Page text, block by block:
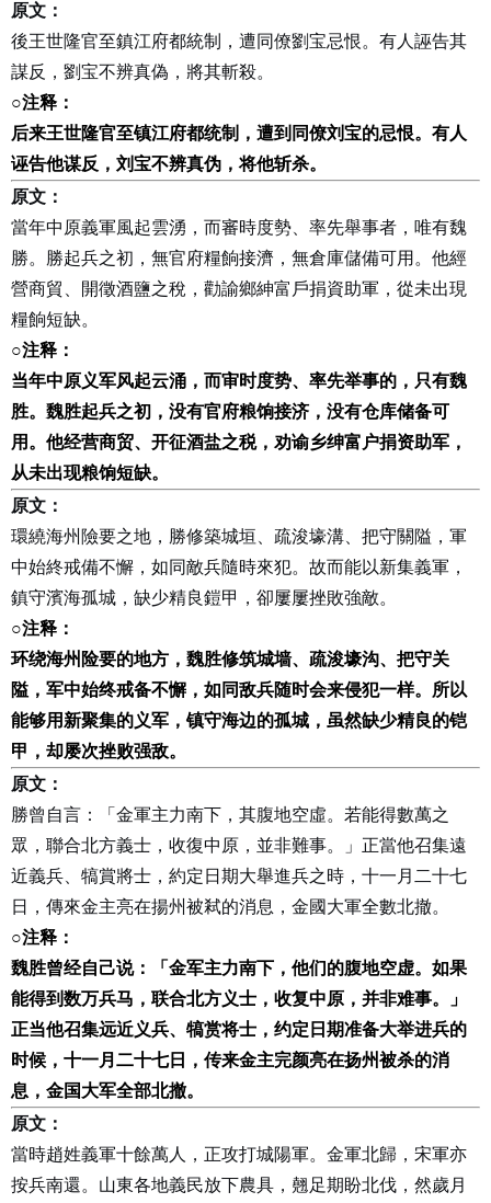
原文：
後王世隆官至鎮江府都統制，遭同僚劉宝忌恨。有人誣告其
謀反，劉宝不辨真偽，將其斬殺。
○注释：
后来王世隆官至镇江府都统制，遭到同僚刘宝的忌恨。有人
诬告他谋反，刘宝不辨真伪，将他斩杀。
原文：
當年中原義軍風起雲湧，而審時度勢、率先舉事者，唯有魏
勝。勝起兵之初，無官府糧餉接濟，無倉庫儲備可用。他經
營商貿、開徵酒鹽之稅，勸諭鄉紳富戶捐資助軍，從未出現
糧餉短缺。
○注释：
当年中原义军风起云涌，而审时度势、率先举事的，只有魏
胜。魏胜起兵之初，没有官府粮饷接济，没有仓库储备可
用。他经营商贸、开征酒盐之税，劝谕乡绅富户捐资助军，
从未出现粮饷短缺。
原文：
環繞海州險要之地，勝修築城垣、疏浚壕溝、把守關隘，軍
中始終戒備不懈，如同敵兵隨時來犯。故而能以新集義軍，
鎮守濱海孤城，缺少精良鎧甲，卻屢屢挫敗強敵。
○注释：
环绕海州险要的地方，魏胜修筑城墙、疏浚壕沟、把守关
隘，军中始终戒备不懈，如同敌兵随时会来侵犯一样。所以
能够用新聚集的义军，镇守海边的孤城，虽然缺少精良的铠
甲，却屡次挫败强敌。
原文：
勝曾自言：「金軍主力南下，其腹地空虛。若能得數萬之
眾，聯合北方義士，收復中原，並非難事。」正當他召集遠
近義兵、犒賞將士，約定日期大舉進兵之時，十一月二十七
日，傳來金主亮在揚州被弒的消息，金國大軍全數北撤。
○注释：
魏胜曾经自己说：「金军主力南下，他们的腹地空虚。如果
能得到数万兵马，联合北方义士，收复中原，并非难事。」
正当他召集远近义兵、犒赏将士，约定日期准备大举进兵的
时候，十一月二十七日，传来金主完颜亮在扬州被杀的消
息，金国大军全部北撤。
原文：
當時趙姓義軍十餘萬人，正攻打城陽軍。金軍北歸，宋軍亦
按兵南還。山東各地義民放下農具，翹足期盼北伐，然歲月